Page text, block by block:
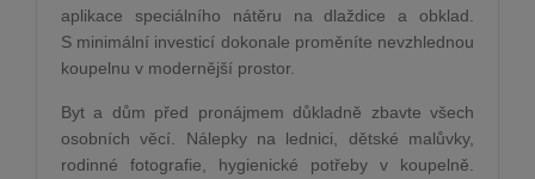
aplikace speciálního nátěru na dlaždice a obklad.
S minimální investicí dokonale proměníte nevzhlednou
koupelnu v modernější prostor.
Byt a dům před pronájmem důkladně zbavte všech
osobních věcí. Nálepky na lednici, dětské malůvky,
rodinné fotografie, hygienické potřeby v koupelně.